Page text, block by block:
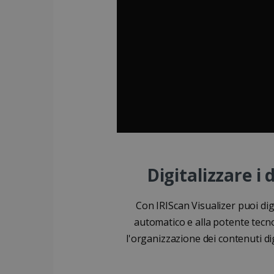
Digitalizzare i
Con IRIScan Visualizer puoi
automatico e alla potente
l'organizzazione dei contenuti
ASP.NET_SessionId
Nome
_clck
Nome
Nome
VISITOR_INFO1_LIVE